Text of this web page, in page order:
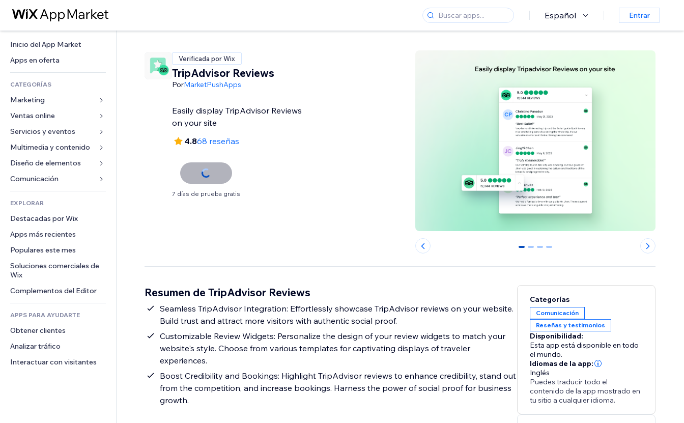
Español Entrar
Inicio del App Market
Apps en oferta
CATEGORÍAS
Marketing
Anuncios
Móvil
Analíticas
Anuncios del sitio
Email
Ventas online
Apps para tiendas
Envíos y entregas
Botones de venta
Contabilidad
Cupones y fidelización
Almacenamiento de mercancía
Crowdfunding
Alimentos y bebidas
Servicios y eventos
Hoteles
Eventos
Restaurantes
Inmobiliarias
Reservas
Multimedia y contenido
Galerías
Música
Pódcast
Fotografía
Video
PDF
Compartir archivos
Noticias
Servicios de contenido
Efectos de texto
Diseño de elementos
Mapas y navegación
Privacidad y seguridad
Reloj
Plantillas para páginas
Efectos de imágenes
Botones y menús
Banners e insignias
Calculadoras
Buscar
Formularios
Encuestas
Chat
Comentarios
Teléfono
Comunidad
Reseñas y testimonios
EXPLORAR
Destacadas por Wix
Apps más recientes
Populares este mes
Soluciones comerciales de
Wix
Complementos del Editor
APPS PARA AYUDARTE
Obtener clientes
Analizar tráfico
Interactuar con visitantes
Verificada por Wix
TripAdvisor Reviews
PorMarketPushApps
Easily display TripAdvisor Reviews
on your site
4.868 reseñas
7 días de prueba gratis
0 1 2 3
Resumen de TripAdvisor Reviews
Seamless TripAdvisor Integration: Effortlessly showcase TripAdvisor reviews on your website.
Build trust and attract more visitors with authentic social proof.
Customizable Review Widgets: Personalize the design of your review widgets to match your
website's style. Choose from various templates for captivating displays of traveler
experiences.
Boost Credibility and Bookings: Highlight TripAdvisor reviews to enhance credibility, stand out
from the competition, and increase bookings. Harness the power of social proof for business
growth.
Categorías
Comunicación
Reseñas y testimonios
Disponibilidad:
Esta app está disponible en todo
el mundo.
Idiomas de la app:
Inglés
Puedes traducir todo el
contenido de la app mostrado en
tu sitio a cualquier idioma.